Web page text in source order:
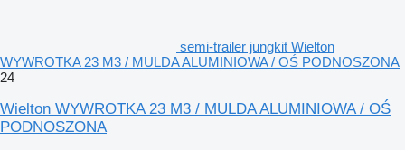
semi-trailer jungkit Wielton
WYWROTKA 23 M3 / MULDA ALUMINIOWA / OŚ PODNOSZONA
24
Wielton WYWROTKA 23 M3 / MULDA ALUMINIOWA / OŚ
PODNOSZONA